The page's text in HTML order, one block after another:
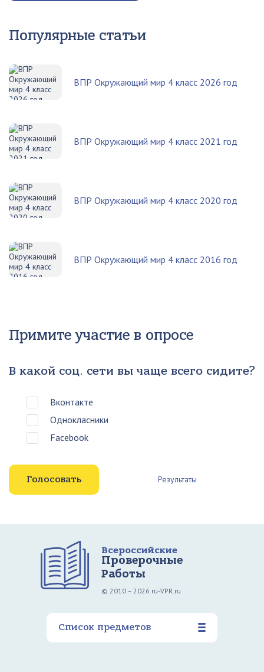
Популярные статьи
ВПР Окружающий мир 4 класс 2026 год
ВПР Окружающий мир 4 класс 2021 год
ВПР Окружающий мир 4 класс 2020 год
ВПР Окружающий мир 4 класс 2016 год
Примите участие в опросе
В какой соц. сети вы чаще всего сидите?
Вконтакте
Однокласники
Facebook
Результаты
Всероссийские
Проверочные
Работы
© 2010 – 2026 ru-VPR.ru
Список предметов